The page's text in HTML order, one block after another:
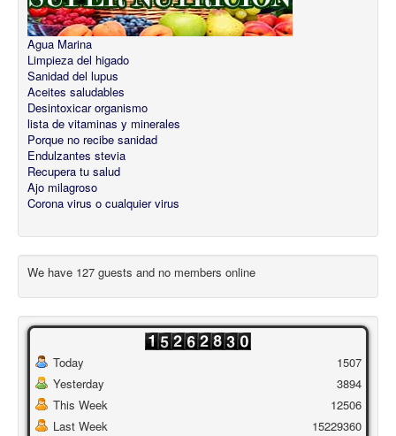
Agua Marina
Limpieza del higado
Sanidad del lupus
Aceites saludables
Desintoxicar organismo
lista de vitaminas y minerales
Porque no recibe sanidad
Endulzantes stevia
Recupera tu salud
Ajo milagroso
Corona virus o cualquier virus
We have 127 guests and no members online
Today
Yesterday
This Week
Last Week
1507
3894
12506
15229360